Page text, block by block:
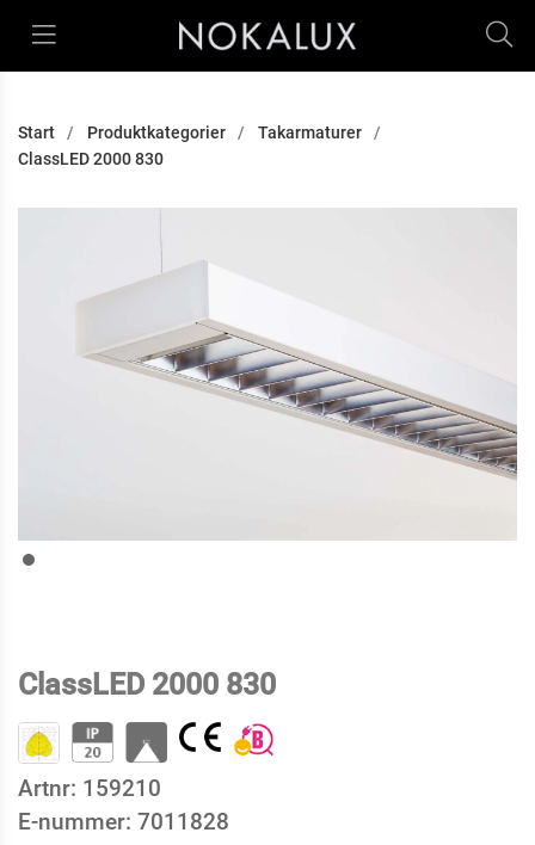
Start Produktkategorier
Takarmaturer
ClassLED 2000 830
ClassLED 2000 830
Artnr: 159210
E-nummer: 7011828